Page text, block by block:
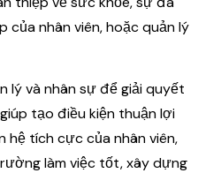
của nhân viên, hoặc quản lý
lý và nhân sự để giải quyết
tạo điều kiện thuận lợi
hệ tích cực của nhân viên,
làm việc tốt, xây dựng